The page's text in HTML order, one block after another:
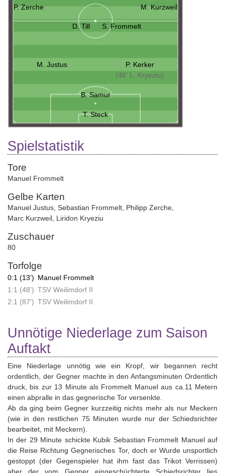
P. Zerche M. Kurzweil
D. Till S. Frommelt
M. Justus
P. Kerker
(46' L. Kryeziu)
B. Samur
T. Steck
Spielstatistik
Tore
Manuel Frommelt
Gelbe Karten
Manuel Justus Sebastian Frommelt Philipp Zerche
Marc Kurzweil Liridon Kryeziu
Zuschauer
80
Torfolge
0:1 (13') Manuel Frommelt
1:1 (48') TSV Weilimdorf II
2:1 (87') TSV Weilimdorf II
Unnötige Niederlage zum Saison
Auftakt
Eine Niederlage unnötig wie ein Kropf, wir begannen recht
ordentlich, der Gegner machte in den Anfangsminuten Ordentlich
druck, bis zur 13 Minute als Frommelt Manuel aus ca.11 Metern
einen abpralle in das gegnerische Tor versenkte.
Ab da ging beim Gegner kurzzeitig nichts mehr als nur Meckern
(wie in den restlichen 75 Minuten wurde nur der Schiedsrichter
bearbeitet, mit Meckern).
In der 29 Minute schickte Kubik Sebastian Frommelt Manuel auf
die Reise Richtung Gegnerisches Tor, doch er Wurde unsportlich
gestoppt (der Gegenspieler hat ihm fast das Trikot Verrissen)